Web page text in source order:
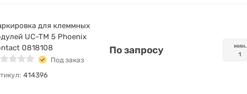
для клеммных
UC-TM 5 Phoenix
0818108
Под заказ
414396
По запросу
мин.
1